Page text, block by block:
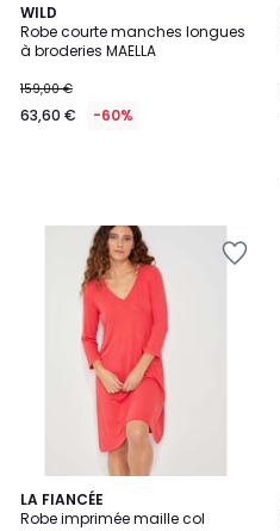
WILD
Robe courte manches longues
à broderies MAELLA
159,00 €
63,60 € -60%
LA FIANCÉE
Robe imprimée maille col
5
/
4
Couleurs